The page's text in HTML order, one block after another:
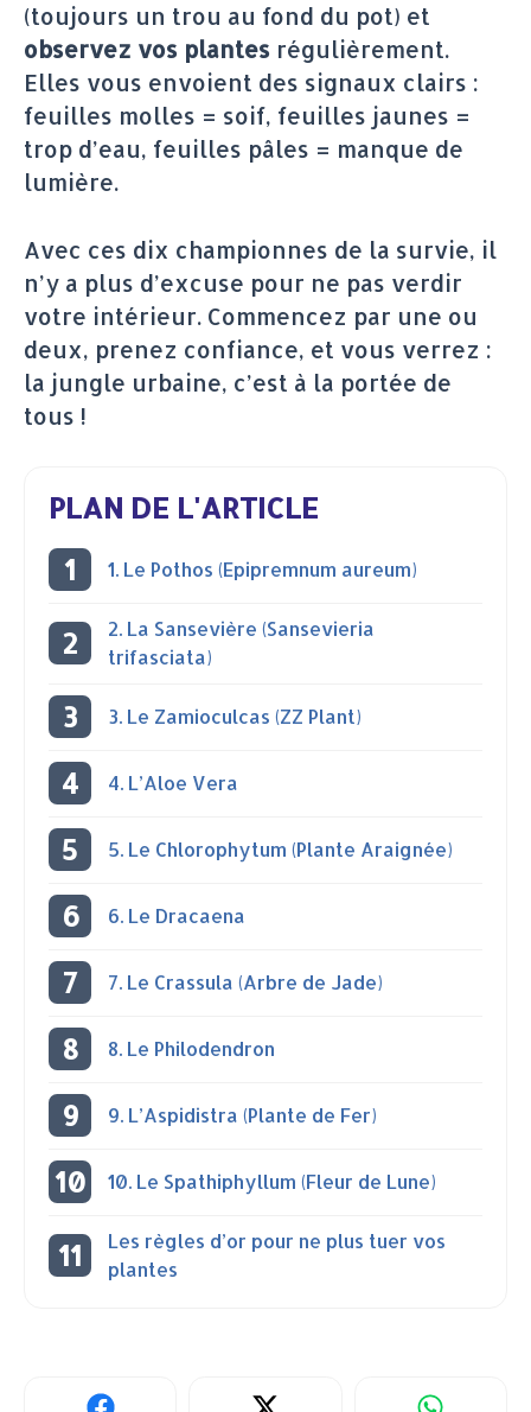
(toujours un trou au fond du pot) et
observez vos plantes régulièrement.
Elles vous envoient des signaux clairs :
feuilles molles = soif, feuilles jaunes =
trop d’eau, feuilles pâles = manque de
lumière.
Avec ces dix championnes de la survie, il
n’y a plus d’excuse pour ne pas verdir
votre intérieur. Commencez par une ou
deux, prenez confiance, et vous verrez :
la jungle urbaine, c’est à la portée de
tous !
PLAN DE L'ARTICLE
1. Le Pothos (Epipremnum aureum)
2. La Sansevière (Sansevieria
trifasciata)
3. Le Zamioculcas (ZZ Plant)
4. L’Aloe Vera
5. Le Chlorophytum (Plante Araignée)
6. Le Dracaena
7. Le Crassula (Arbre de Jade)
8. Le Philodendron
9. L’Aspidistra (Plante de Fer)
10. Le Spathiphyllum (Fleur de Lune)
Les règles d’or pour ne plus tuer vos
plantes